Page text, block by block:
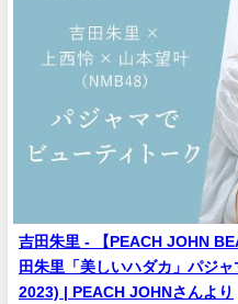
吉田朱里 - 【PEACH JOHN
田朱里「美しいハダカ」パジ
2023) | PEACH JOHNさんより